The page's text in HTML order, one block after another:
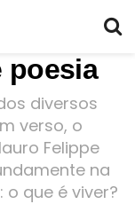
poesia
diversos
verso, o
Felippe
na
que é viver?